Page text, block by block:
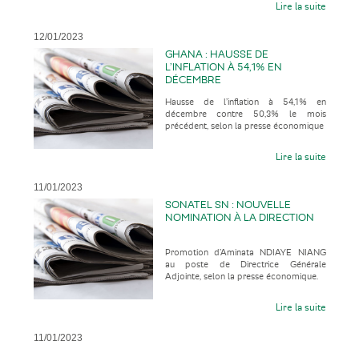
Lire la suite
12/01/2023
GHANA : HAUSSE DE
L’INFLATION À 54,1% EN
DÉCEMBRE
Hausse de l’inflation à 54,1% en
décembre contre 50,3% le mois
précédent, selon la presse économique
Lire la suite
11/01/2023
SONATEL SN : NOUVELLE
NOMINATION À LA DIRECTION
Promotion d’Aminata NDIAYE NIANG
au poste de Directrice Générale
Adjointe, selon la presse économique.
Lire la suite
11/01/2023